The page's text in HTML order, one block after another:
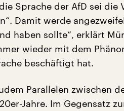
Sprache der AfD sei die
Damit werde
haben sollte“, erklärt
wieder mit dem
beschäftigt hat.
Parallelen zwischen
Jahre. Im Gegensatz